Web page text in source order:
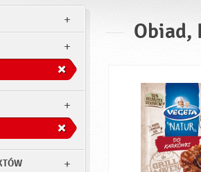
Obiad,